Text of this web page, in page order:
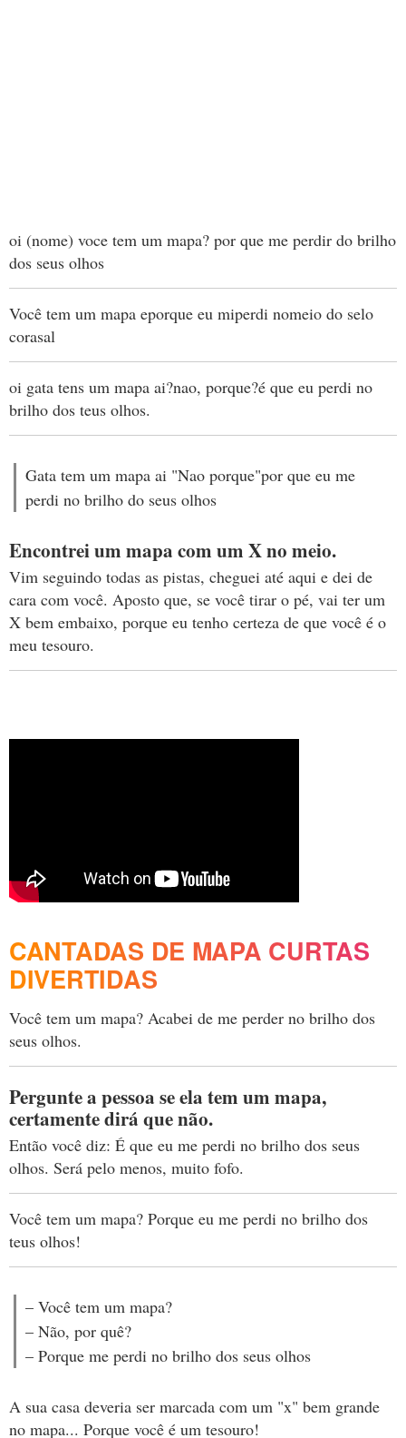
oi (nome) voce tem um mapa? por que me perdir do brilho
dos seus olhos
Você tem um mapa eporque eu miperdi nomeio do selo
corasal
oi gata tens um mapa ai?nao, porque?é que eu perdi no
brilho dos teus olhos.
Gata tem um mapa ai "Nao porque"por que eu me
perdi no brilho do seus olhos
Encontrei um mapa com um X no meio.
Vim seguindo todas as pistas, cheguei até aqui e dei de
cara com você. Aposto que, se você tirar o pé, vai ter um
X bem embaixo, porque eu tenho certeza de que você é o
meu tesouro.
CANTADAS DE MAPA CURTAS
DIVERTIDAS
Você tem um mapa? Acabei de me perder no brilho dos
seus olhos.
Pergunte a pessoa se ela tem um mapa,
certamente dirá que não.
Então você diz: É que eu me perdi no brilho dos seus
olhos. Será pelo menos, muito fofo.
Você tem um mapa? Porque eu me perdi no brilho dos
teus olhos!
– Você tem um mapa?
– Não, por quê?
– Porque me perdi no brilho dos seus olhos
A sua casa deveria ser marcada com um "x" bem grande
no mapa... Porque você é um tesouro!